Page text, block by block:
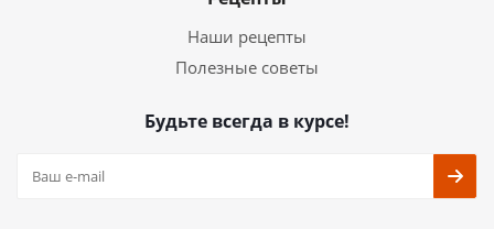
Наши рецепты
Полезные советы
Будьте всегда в курсе!